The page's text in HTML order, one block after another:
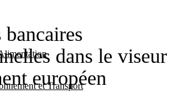
et Transport
bancaires
dans le viseur
européen